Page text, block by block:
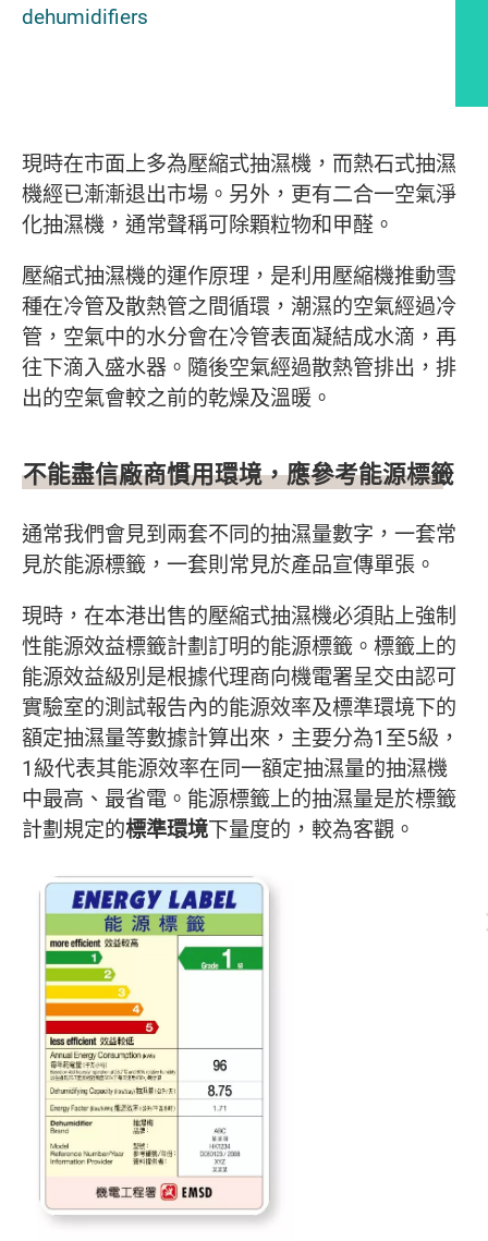
dehumidifiers
現時在市面上多為壓縮式抽濕機，而熱石式抽濕
機經已漸漸退出市場。另外，更有二合一空氣淨
化抽濕機，通常聲稱可除顆粒物和甲醛。
壓縮式抽濕機的運作原理，是利用壓縮機推動雪
種在冷管及散熱管之間循環，潮濕的空氣經過冷
管，空氣中的水分會在冷管表面凝結成水滴，再
往下滴入盛水器。隨後空氣經過散熱管排出，排
出的空氣會較之前的乾燥及溫暖。
不能盡信廠商慣用環境，應參考能源標籤
通常我們會見到兩套不同的抽濕量數字，一套常
見於能源標籤，一套則常見於產品宣傳單張。
現時，在本港出售的壓縮式抽濕機必須貼上強制
性能源效益標籤計劃訂明的能源標籤。標籤上的
能源效益級別是根據代理商向機電署呈交由認可
實驗室的測試報告內的能源效率及標準環境下的
額定抽濕量等數據計算出來，主要分為1至5級，
1級代表其能源效率在同一額定抽濕量的抽濕機
中最高、最省電。能源標籤上的抽濕量是於標籤
計劃規定的標準環境下量度的，較為客觀。